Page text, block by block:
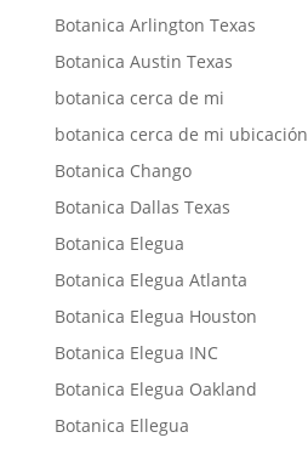
Botanica Arlington Texas
Botanica Austin Texas
botanica cerca de mi
botanica cerca de mi ubicación
Botanica Chango
Botanica Dallas Texas
Botanica Elegua
Botanica Elegua Atlanta
Botanica Elegua Houston
Botanica Elegua INC
Botanica Elegua Oakland
Botanica Ellegua